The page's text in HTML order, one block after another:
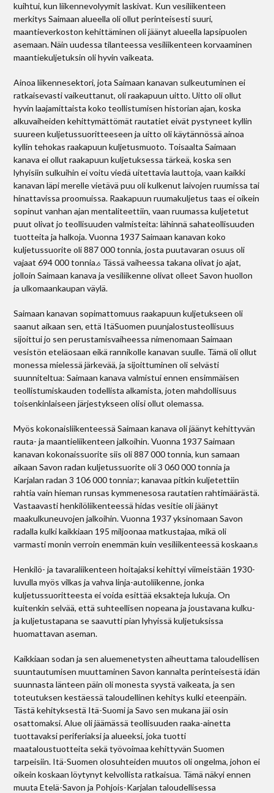
kuihtui, kun liikennevolyymit laskivat. Kun vesiliikenteen
merkitys Saimaan alueella oli ollut perinteisesti suuri,
maantieverkoston kehittäminen oli jäänyt alueella lapsipuolen
asemaan. Näin uudessa tilanteessa vesiliikenteen korvaaminen
maantiekuljetuksin oli hyvin vaikeata.
Ainoa liikennesektori, jota Saimaan kanavan sulkeutuminen ei
ratkaisevasti vaikeuttanut, oli raakapuun uitto. Uitto oli ollut
hyvin laajamittaista koko teollistumisen historian ajan, koska
alkuvaiheiden kehittymättömät rautatiet eivät pystyneet kyllin
suureen kuljetussuoritteeseen ja uitto oli käytännössä ainoa
kyllin tehokas raakapuun kuljetusmuoto. Toisaalta Saimaan
kanava ei ollut raakapuun kuljetuksessa tärkeä, koska sen
lyhyisiin sulkuihin ei voitu viedä uitettavia lauttoja, vaan kaikki
kanavan läpi merelle vietävä puu oli kulkenut laivojen ruumissa tai
hinattavissa proomuissa. Raakapuun ruumakuljetus taas ei oikein
sopinut vanhan ajan mentaliteettiin, vaan ruumassa kuljetetut
puut olivat jo teollisuuden valmisteita: lähinnä sahateollisuuden
tuotteita ja halkoja. Vuonna 1937 Saimaan kanavan koko
kuljetussuorite oli 887 000 tonnia, josta puutavaran osuus oli
vajaat 694 000 tonnia.6 Tässä vaiheessa takana olivat jo ajat,
jolloin Saimaan kanava ja vesiliikenne olivat olleet Savon huollon
ja ulkomaankaupan väylä.
Saimaan kanavan sopimattomuus raakapuun kuljetukseen oli
saanut aikaan sen, että Itä­Suomen puunjalostusteollisuus
sijoittui jo sen perustamisvaiheessa nimenomaan Saimaan
vesistön eteläosaan eikä rannikolle kanavan suulle. Tämä oli ollut
monessa mielessä järkevää, ja sijoittuminen oli selvästi
suunniteltua: Saimaan kanava valmistui ennen ensimmäisen
teollistumiskauden todellista alkamista, joten mahdollisuus
toisenkinlaiseen järjestykseen olisi ollut olemassa.
Myös kokonaisliikenteessä Saimaan kanava oli jäänyt kehittyvän
rauta- ja maantieliikenteen jalkoihin. Vuonna 1937 Saimaan
kanavan kokonaissuorite siis oli 887 000 tonnia, kun samaan
aikaan Savon radan kuljetussuorite oli 3 060 000 tonnia ja
Karjalan radan 3 106 000 tonnia7; kanavaa pitkin kuljetettiin
rahtia vain hieman runsas kymmenesosa rautatien rahtimäärästä.
Vastaavasti henkilöliikenteessä hidas vesitie oli jäänyt
maakulkuneuvojen jalkoihin. Vuonna 1937 yksinomaan Savon
radalla kulki kaikkiaan 195 miljoonaa matkustajaa, mikä oli
varmasti monin verroin enemmän kuin vesiliikenteessä koskaan.8
Henkilö- ja tavaraliikenteen hoitajaksi kehittyi viimeistään 1930-
luvulla myös vilkas ja vahva linja-autoliikenne, jonka
kuljetussuoritteesta ei voida esittää eksakteja lukuja. On
kuitenkin selvää, että suhteellisen nopeana ja joustavana kulku-
ja kuljetustapana se saavutti pian lyhyissä kuljetuksissa
huomattavan aseman.
Kaikkiaan sodan ja sen aluemenetysten aiheuttama taloudellisen
suuntautumisen muuttaminen Savon kannalta perinteisestä idän
suunnasta länteen päin oli monesta syystä vaikeata, ja sen
toteutuksen kestäessä taloudellinen kehitys kulki eteenpäin.
Tästä kehityksestä Itä-Suomi ja Savo sen mukana jäi osin
osattomaksi. Alue oli jäämässä teollisuuden raaka-ainetta
tuottavaksi periferiaksi ja alueeksi, joka tuotti
maataloustuotteita sekä työvoimaa kehittyvän Suomen
tarpeisiin. Itä-Suomen olosuhteiden muutos oli ongelma, johon ei
oikein koskaan löytynyt kelvollista ratkaisua. Tämä näkyi ennen
muuta Etelä-Savon ja Pohjois-Karjalan taloudellisessa